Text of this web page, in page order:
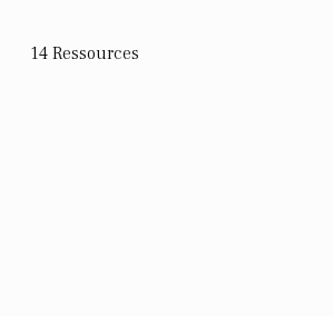
14 Ressources